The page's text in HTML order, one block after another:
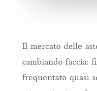
Il mercato delle
cambiando faccia:
frequentato quasi